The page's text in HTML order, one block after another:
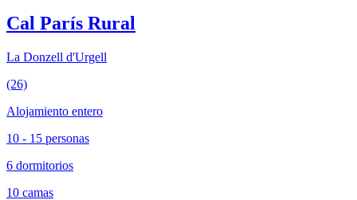
Cal París Rural
La Donzell d'Urgell
(26)
Alojamiento entero
10 - 15 personas
6 dormitorios
10 camas